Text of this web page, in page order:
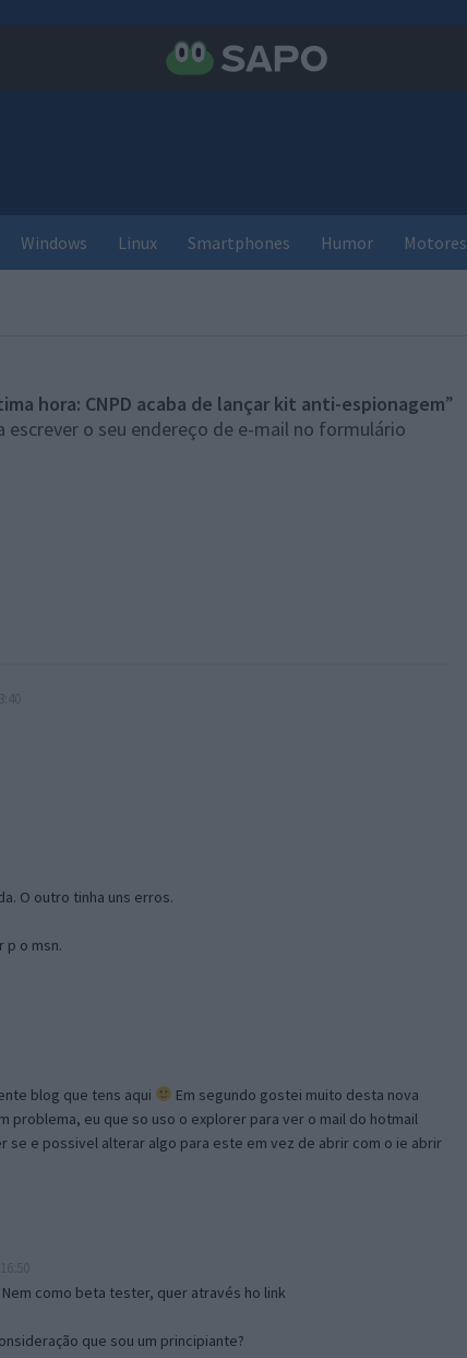
Windows Linux Smartphones Humor Motores
hora: CNPD acaba de lançar kit anti-espionagem”
o seu endereço de e-mail no formulário
O outro tinha uns erros.
p o msn.
blog que tens aqui
Em segundo gostei muito desta nova
problema, eu que so uso o explorer para ver o mail do hotmail
se e possivel alterar algo para este em vez de abrir com o ie abrir
como beta tester, quer através ho link
que sou um principiante?